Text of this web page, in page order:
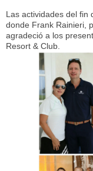
Las actividades del fin
donde Frank Rainieri,
agradeció a los
Resort & Club.